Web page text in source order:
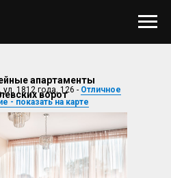
апартаменты
ворот
1812 года, 126 - Отличное
- показать на карте